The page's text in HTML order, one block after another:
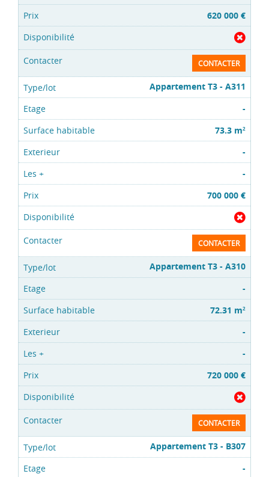
620 000 €
CONTACTER
Appartement T3 - A311
-
73.3 m2
-
-
700 000 €
CONTACTER
Appartement T3 - A310
-
72.31 m2
-
-
720 000 €
CONTACTER
Appartement T3 - B307
-